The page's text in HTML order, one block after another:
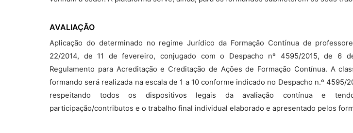
AVALIAÇÃO
Aplicação do determinado no regime Jurídico da Formação Contínua de
22/2014, de 11 de fevereiro, conjugado com o Despacho nº 4595/2015, de 6
Regulamento para Acreditação e Creditação de Ações de Formação Contínua. A
formando será realizada na escala de 1 a 10 conforme indicado no Despacho n.º 4595/
respeitando todos os dispositivos legais da avaliação contínua e
participação/contributos e o trabalho final individual elaborado e apresentado pelos